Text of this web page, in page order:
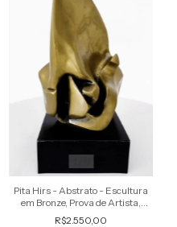
Pita Hirs - Abstrato - Escultura
em Bronze, Prova de Artista,
Assinada
R$2.550,00